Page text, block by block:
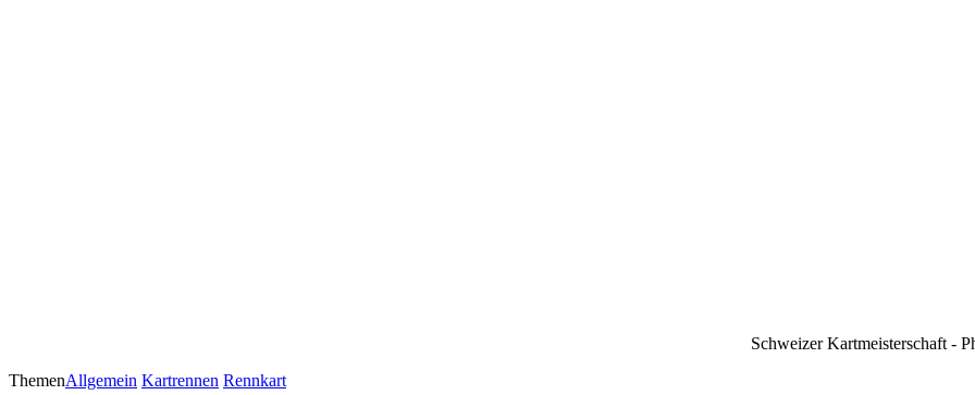
Schweizer Kartmeisterschaft -
ThemenAllgemein Kartrennen Rennkart